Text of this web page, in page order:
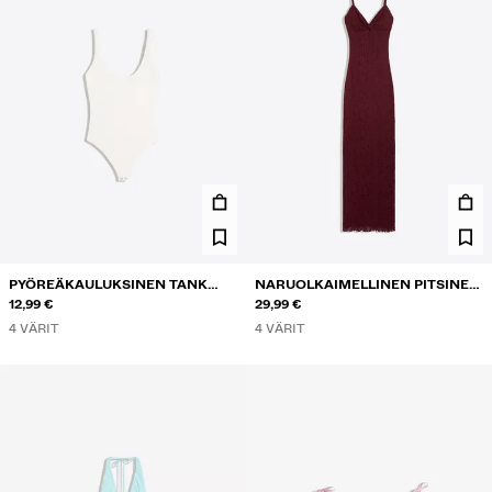
PYÖREÄKAULUKSINEN TANK
BODY
12,99 €
4 VÄRIT
NARUOLKAIMELLINEN PITSINEN
MIDIMEKKO
29,99 €
4 VÄRIT